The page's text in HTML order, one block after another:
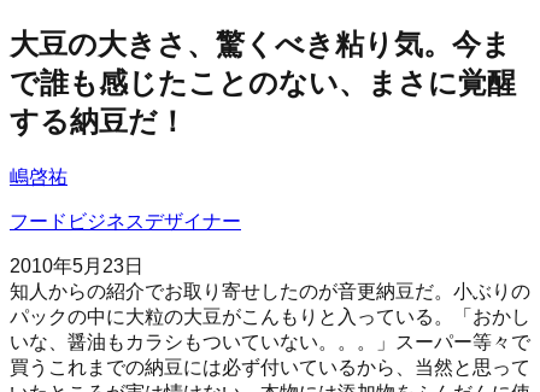
大豆の大きさ、驚くべき粘り気。今ま
で誰も感じたことのない、まさに覚醒
する納豆だ！
嶋啓祐
フードビジネスデザイナー
2010年5月23日
知人からの紹介でお取り寄せしたのが音更納豆だ。小ぶりの
パックの中に大粒の大豆がこんもりと入っている。「おかし
いな、醤油もカラシもついていない。。。」スーパー等々で
買うこれまでの納豆には必ず付いているから、当然と思って